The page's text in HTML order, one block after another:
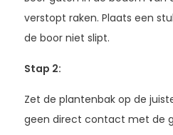
verstopt raken. Plaats een
de boor niet slipt.
Stap 2:
Zet de plantenbak op de
geen direct contact met de